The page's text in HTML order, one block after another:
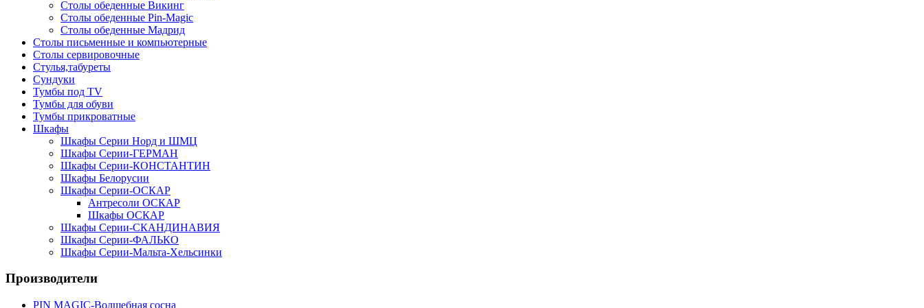
Столы обеденные Викинг
Столы обеденные Pin-Magic
Столы обеденные Мадрид
Столы письменные и компьютерные
Столы сервировочные
Стулья,табуреты
Сундуки
Тумбы под TV
Тумбы для обуви
Тумбы прикроватные
Шкафы
Шкафы Серии Норд и ШМЦ
Шкафы Серии-ГЕРМАН
Шкафы Серии-КОНСТАНТИН
Шкафы Белорусии
Шкафы Серии-ОСКАР
Антресоли ОСКАР
Шкафы ОСКАР
Шкафы Серии-СКАНДИНАВИЯ
Шкафы Серии-ФАЛЬКО
Шкафы Серии-Мальта-Хельсинки
Производители
PIN MAGIС-Волшебная сосна